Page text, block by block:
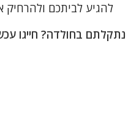
להגיע לביתכם
נתקלתם בחולדה? חייגו